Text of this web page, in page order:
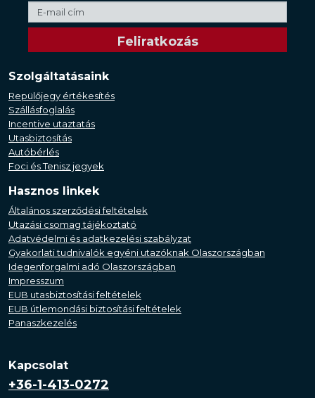
Szolgáltatásaink
Repülőjegy értékesítés
Szállásfoglalás
Incentive utaztatás
Utasbiztosítás
Autóbérlés
Foci és Tenisz jegyek
Hasznos linkek
Általános szerződési feltételek
Utazási csomag tájékoztató
Adatvédelmi és adatkezelési szabályzat
Gyakorlati tudnivalók egyéni utazóknak Olaszországban
Idegenforgalmi adó Olaszországban
Impresszum
EUB utasbiztosítási feltételek
EUB útlemondási biztosítási feltételek
Panaszkezelés
Kapcsolat
+36-1-413-0272